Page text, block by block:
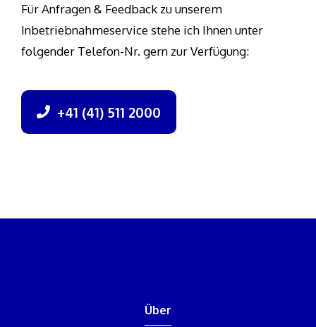
Für Anfragen & Feedback zu unserem
Inbetriebnahmeservice stehe ich Ihnen unter
folgender Telefon-Nr. gern zur Verfügung:
+41 (41) 511 2000
Über